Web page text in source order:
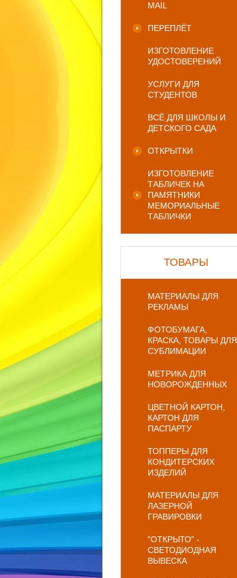
MAIL
ПЕРЕПЛЁТ
ИЗГОТОВЛЕНИЕ
УДОСТОВЕРЕНИЙ
УСЛУГИ ДЛЯ
СТУДЕНТОВ
ВСЁ ДЛЯ ШКОЛЫ И
ДЕТСКОГО САДА
ОТКРЫТКИ
ИЗГОТОВЛЕНИЕ
ТАБЛИЧЕК НА
ПАМЯТНИКИ
МЕМОРИАЛЬНЫЕ
ТАБЛИЧКИ
ТОВАРЫ
МАТЕРИАЛЫ ДЛЯ
РЕКЛАМЫ
ФОТОБУМАГА,
КРАСКА, ТОВАРЫ ДЛЯ
СУБЛИМАЦИИ
МЕТРИКА ДЛЯ
НОВОРОЖДЕННЫХ
ЦВЕТНОЙ КАРТОН,
КАРТОН ДЛЯ
ПАСПАРТУ
ТОППЕРЫ ДЛЯ
КОНДИТЕРСКИХ
ИЗДЕЛИЙ
МАТЕРИАЛЫ ДЛЯ
ЛАЗЕРНОЙ
ГРАВИРОВКИ
"ОТКРЫТО" -
СВЕТОДИОДНАЯ
ВЫВЕСКА